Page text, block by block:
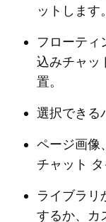
ットします。
フローティ
込みチャッ
置。
選択できる
ページ画像
チャット
ライブラリ
するか、カ